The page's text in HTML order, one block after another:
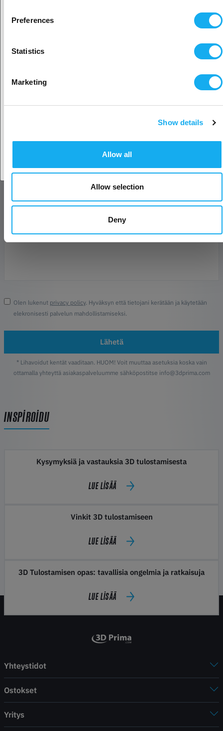
Preferences
Statistics
Marketing
Show details
Allow all
Allow selection
Deny
Puhelin
Olen lukenut privacy policy. Hyväksyn että tietojani kerätään ja käytetään
elekronisesti palvelun mahdollistamiseksi.
Lähetä
* Lihavoidut kentät vaaditaan. HUOM! Voit muuttaa asetuksia koska vain
ottamalla yhteyttä asiakaspalveluumme sähköpostitse info@3dprima.com
INSPIROIDU
Kysymyksiä ja vastauksia 3D tulostamisesta
LUE LISÄÄ
Vinkit 3D tulostamiseen
LUE LISÄÄ
3D Tulostamisen opas: tavallisia ongelmia ja ratkaisuja
LUE LISÄÄ
Yhteystidot
Ostokset
Yritys